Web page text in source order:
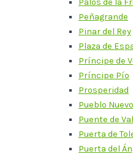
Peñagrande
Pinar del Rey
Plaza de
Príncipe de
Príncipe Pío
Prosperidad
Pueblo Nuevo
Puente de
Puerta de
Puerta del